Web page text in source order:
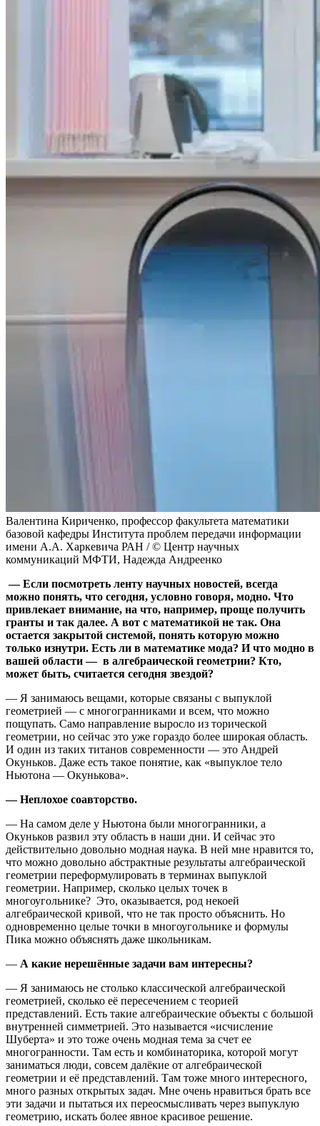
Валентина Кириченко, профессор факультета математики
базовой кафедры Института проблем передачи информации
имени А.А. Харкевича РАН / © Центр научных
коммуникаций МФТИ, Надежда Андреенко
— Если посмотреть ленту научных новостей, всегда
можно понять, что сегодня, условно говоря, модно. Что
привлекает внимание, на что, например, проще получить
гранты и так далее. А вот с математикой не так. Она
остается закрытой системой, понять которую можно
только изнутри. Есть ли в математике мода? И что модно в
вашей области — в алгебраической геометрии? Кто,
может быть, считается сегодня звездой?
— Я занимаюсь вещами, которые связаны с выпуклой
геометрией — с многогранниками и всем, что можно
пощупать. Само направление выросло из торической
геометрии, но сейчас это уже гораздо более широкая область.
И один из таких титанов современности — это Андрей
Окуньков. Даже есть такое понятие, как «выпуклое тело
Ньютона — Окунькова».
— Неплохое соавторство.
— На самом деле у Ньютона были многогранники, а
Окуньков развил эту область в наши дни. И сейчас это
действительно довольно модная наука. В ней мне нравится то,
что можно довольно абстрактные результаты алгебраической
геометрии переформулировать в терминах выпуклой
геометрии. Например, сколько целых точек в
многоугольнике? Это, оказывается, род некоей
алгебраической кривой, что не так просто объяснить. Но
одновременно целые точки в многоугольнике и формулы
Пика можно объяснять даже школьникам.
— А какие нерешённые задачи вам интересны?
— Я занимаюсь не столько классической алгебраической
геометрией, сколько её пересечением с теорией
представлений. Есть такие алгебраические объекты с большой
внутренней симметрией. Это называется «исчисление
Шуберта» и это тоже очень модная тема за счет ее
многогранности. Там есть и комбинаторика, которой могут
заниматься люди, совсем далёкие от алгебраической
геометрии и её представлений. Там тоже много интересного,
много разных открытых задач. Мне очень нравиться брать все
эти задачи и пытаться их переосмысливать через выпуклую
геометрию, искать более явное красивое решение.